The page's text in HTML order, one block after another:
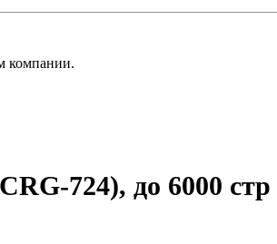
компании.
724), до 6000 стр